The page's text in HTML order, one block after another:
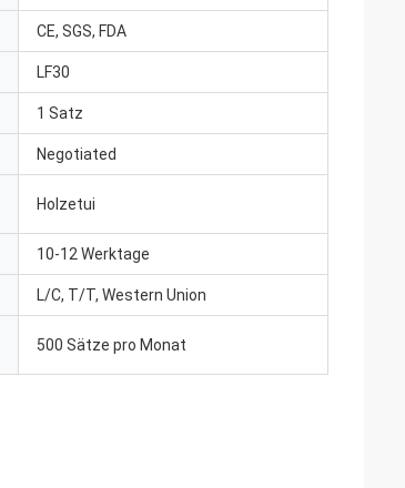
CE, SGS, FDA
LF30
1 Satz
Negotiated
Holzetui
10-12 Werktage
L/C, T/T, Western Union
500 Sätze pro Monat